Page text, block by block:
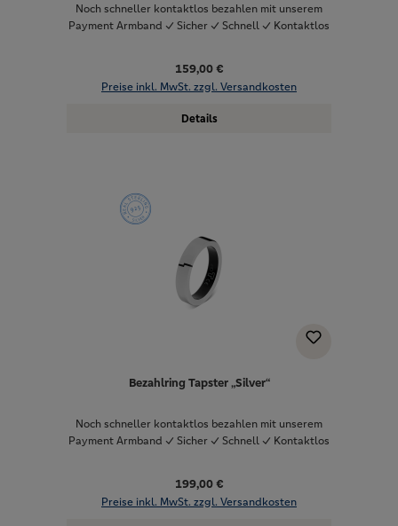
Noch schneller kontaktlos bezahlen mit unserem
Payment Armband ✓ Sicher ✓ Schnell ✓ Kontaktlos
159,00 €
Preise inkl. MwSt. zzgl. Versandkosten
Details
Bezahlring Tapster „Silver“
Noch schneller kontaktlos bezahlen mit unserem
Payment Armband ✓ Sicher ✓ Schnell ✓ Kontaktlos
199,00 €
Preise inkl. MwSt. zzgl. Versandkosten